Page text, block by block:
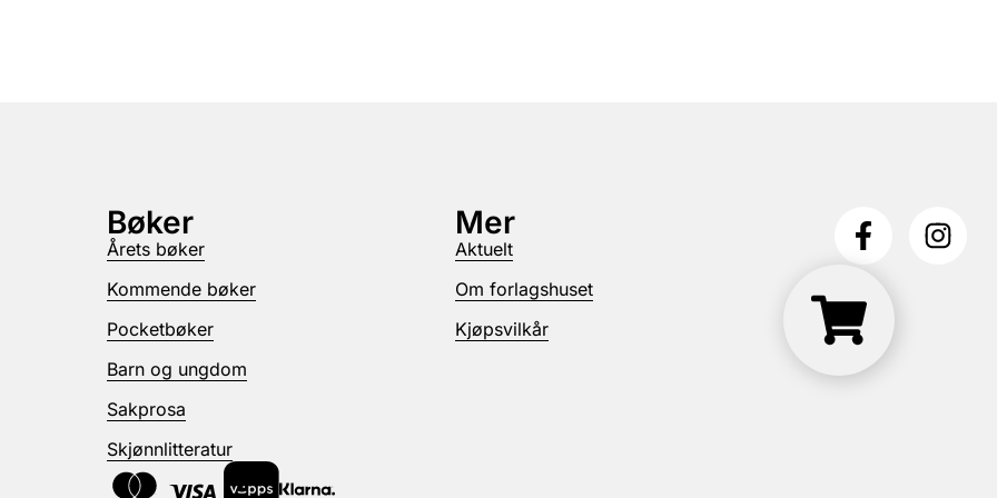
Bøker
Årets bøker
Kommende bøker
Pocketbøker
Barn og ungdom
Sakprosa
Skjønnlitteratur
Mer
Aktuelt
Om forlagshuset
Kjøpsvilkår